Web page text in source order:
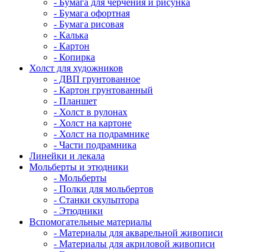
- Бумага для черчения и рисунка
- Бумага офортная
- Бумага рисовая
- Калька
- Картон
- Копирка
Холст для художников
- ДВП грунтованное
- Картон грунтованный
- Планшет
- Холст в рулонах
- Холст на картоне
- Холст на подрамнике
- Части подрамника
Линейки и лекала
Мольберты и этюдники
- Мольберты
- Полки для мольбертов
- Станки скульптора
- Этюдники
Вспомогательные материалы
- Материалы для акварельной живописи
- Материалы для акриловой живописи